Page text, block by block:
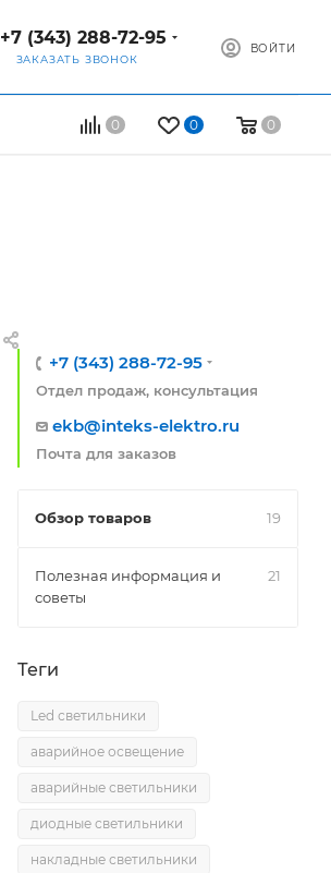
+7 (343) 288-72-95
ЗАКАЗАТЬ ЗВОНОК
ВОЙТИ
0 0 0
+7 (343) 288-72-95
Отдел продаж, консультация
ekb@inteks-elektro.ru
Почта для заказов
Обзор товаров 19
Полезная информация и
советы
21
Теги
Led светильники
аварийное освещение
аварийные светильники
диодные светильники
накладные светильники